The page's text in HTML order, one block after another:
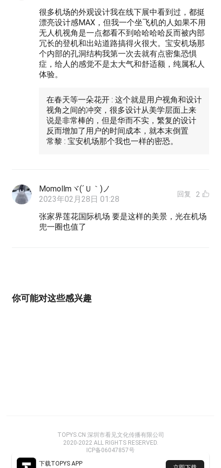
很多机场的外观设计我在线下展中看到过，都挺
漂亮设计感MAX，但我一个坐飞机的人如果不用
无人机视角是一点都看不到哈哈哈哈反而被内部
冗长的登机和出站道路搞得火很大。宝安机场那
个内部的孔洞结构我第一次去就有点密集恐惧
症，给人的感觉不是太大气和舒适额，纯属私人
体验。
在春天等一朵花开 : 这个就是用户视角和设计
视角之间的冲突，很多设计从美学层面上来
说是非常棒的，但是华而不实，繁复的设计
反而增加了用户的时间成本，就本末倒置
常黎 : 宝安机场那个我也一样的密恐。
Momollmヾ(´Ｕ｀)ノ
2023年02月28日 01:28
回复 2
张家界莲花国际机场 要是这样的美景，光在机场
兜一圈也值了
你可能对这些感兴趣
下载TOPYS APP
TOPYS.CN 深圳市看见文化传播有限公司
2020-2022 ALL RIGHTS RESERVED.
ICP备06047857号